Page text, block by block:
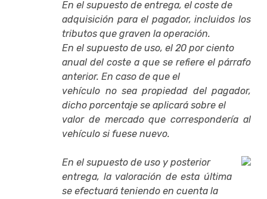
En el supuesto de entrega, el coste de
adquisición para el pagador, incluidos los
tributos que graven la operación.
En el supuesto de uso, el 20 por ciento
anual del coste a que se refiere el párrafo
anterior. En caso de que el
vehículo no sea propiedad del pagador,
dicho porcentaje se aplicará sobre el
valor de mercado que correspondería al
vehículo si fuese nuevo.
En el supuesto de uso y posterior
entrega, la valoración de esta última
se efectuará teniendo en cuenta la